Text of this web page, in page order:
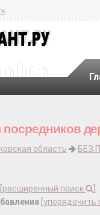
посредников
область БЕЗ
расширенный поиск
упорядочить